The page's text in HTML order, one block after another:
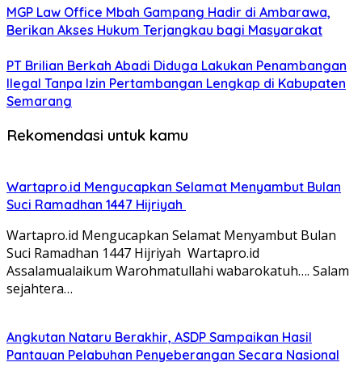
MGP Law Office Mbah Gampang Hadir di Ambarawa,
Berikan Akses Hukum Terjangkau bagi Masyarakat
PT Brilian Berkah Abadi Diduga Lakukan Penambangan
Ilegal Tanpa Izin Pertambangan Lengkap di Kabupaten
Semarang
Rekomendasi untuk kamu
Wartapro.id Mengucapkan Selamat Menyambut Bulan
Suci Ramadhan 1447 Hijriyah
Wartapro.id Mengucapkan Selamat Menyambut Bulan
Suci Ramadhan 1447 Hijriyah Wartapro.id
Assalamualaikum Warohmatullahi wabarokatuh…. Salam
sejahtera…
Angkutan Nataru Berakhir, ASDP Sampaikan Hasil
Pantauan Pelabuhan Penyeberangan Secara Nasional